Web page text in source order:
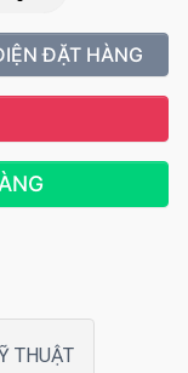
ĐẶT HÀNG
THUẬT